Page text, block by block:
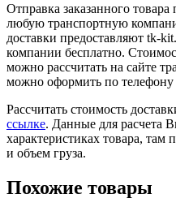
Отправка заказанного
любую транспортную
доставки предоставляют tk-
компании бесплатно.
можно рассчитать на сайте
можно оформить по телефону
Рассчитать стоимость
ссылке. Данные для расчета
характеристиках товара,
и объем груза.
Похожие товары